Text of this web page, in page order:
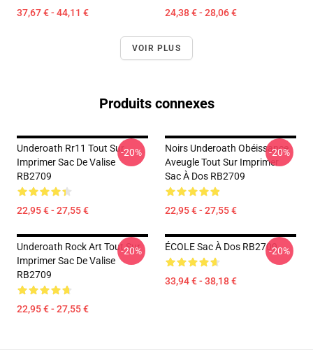
37,67 € - 44,11 € 24,38 € - 28,06 €
VOIR PLUS
Produits connexes
Underoath Rr11 Tout Sur
Imprimer Sac De Valise
RB2709
22,95 € - 27,55 €
-20%
Noirs Underoath Obéissance
Aveugle Tout Sur Imprimer
Sac À Dos RB2709
22,95 € - 27,55 €
-20%
Underoath Rock Art Tout Sur
Imprimer Sac De Valise
RB2709
22,95 € - 27,55 €
-20% ÉCOLE Sac À Dos RB2709
33,94 € - 38,18 €
-20%